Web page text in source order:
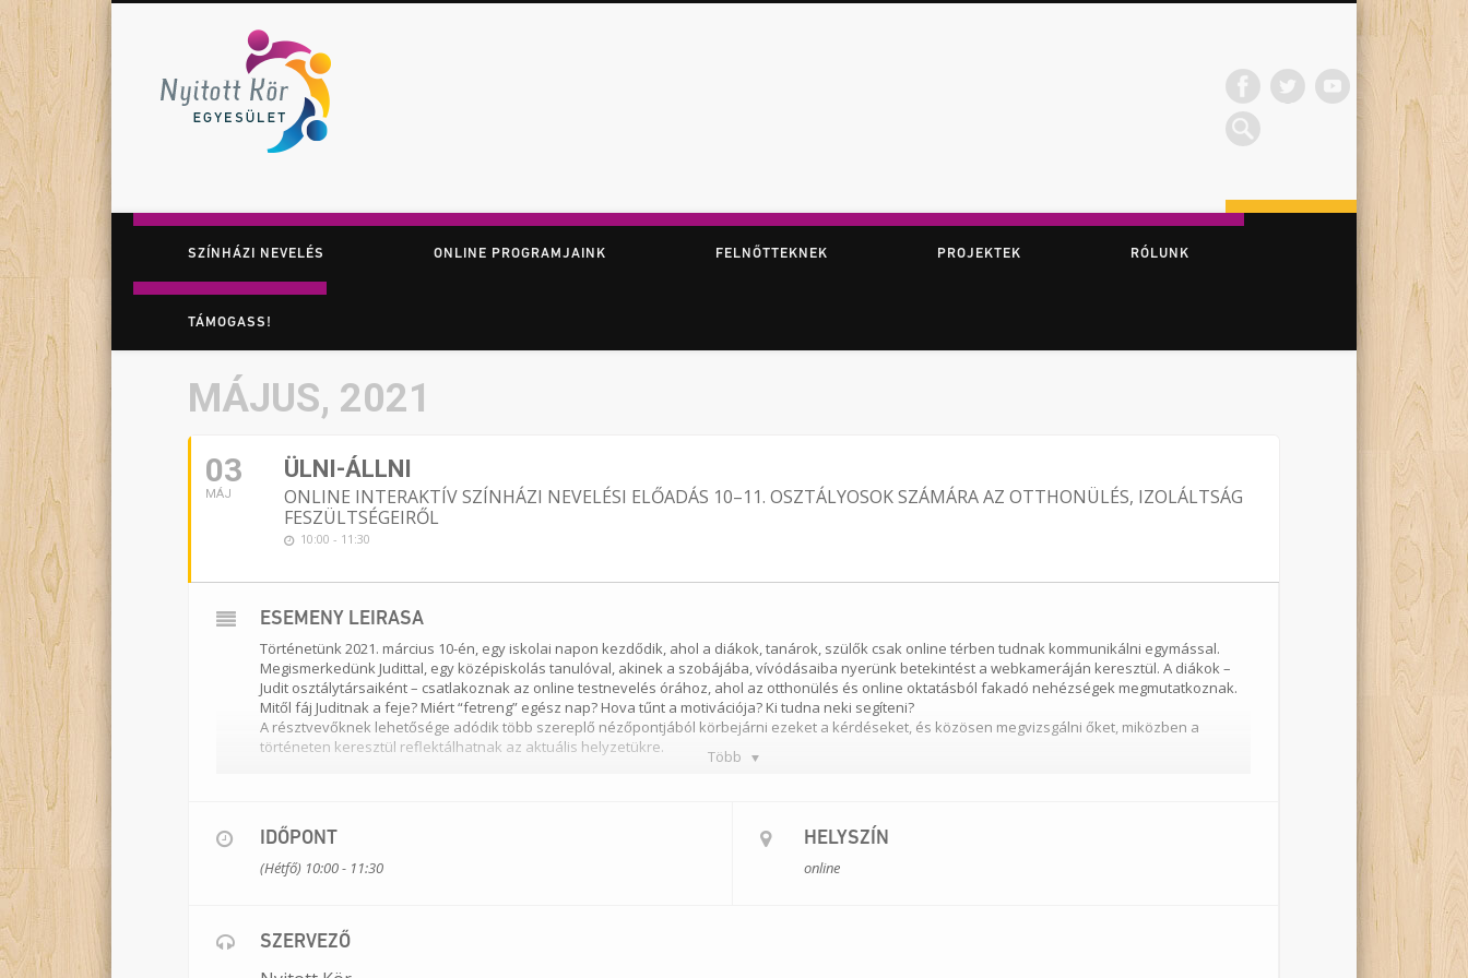
Játék. Színház. Felfedezés.
FacebookTwitter Vimeo
SZÍNHÁZI NEVELÉS ONLINE PROGRAMJAINK FELNŐTTEKNEK PROJEKTEK RÓLUNK
TÁMOGASS!
MÁJUS, 2021
03
MÁJ
ÜLNI-ÁLLNI
ONLINE INTERAKTÍV SZÍNHÁZI NEVELÉSI ELŐADÁS 10–11. OSZTÁLYOSOK SZÁMÁRA AZ OTTHONÜLÉS, IZOLÁLTSÁG
FESZÜLTSÉGEIRŐL
10:00 - 11:30
Több
ESEMÉNY LEÍRÁSA
Történetünk 2021. március 10-én, egy iskolai napon kezdődik, ahol a diákok, tanárok, szülők csak online térben tudnak kommunikálni egymással.
Megismerkedünk Judittal, egy középiskolás tanulóval, akinek a szobájába, vívódásaiba nyerünk betekintést a webkameráján keresztül. A diákok –
Judit osztálytársaiként – csatlakoznak az online testnevelés órához, ahol az otthonülés és online oktatásból fakadó nehézségek megmutatkoznak.
Mitől fáj Juditnak a feje? Miért “fetreng” egész nap? Hova tűnt a motivációja? Ki tudna neki segíteni?
A résztvevőknek lehetősége adódik több szereplő nézőpontjából körbejárni ezeket a kérdéseket, és közösen megvizsgálni őket, miközben a
történeten keresztül reflektálhatnak az aktuális helyzetükre.
IDŐPONT
(Hétfő) 10:00 - 11:30
HELYSZÍN
online
SZERVEZŐ